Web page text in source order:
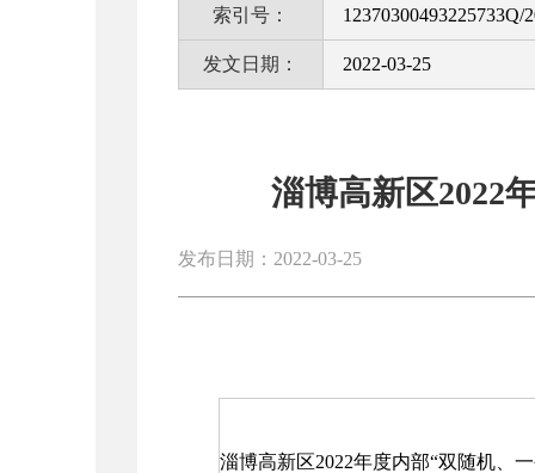
索引号： 12370300493225733Q/
发文日期： 2022-03-25
淄博高新区2022
发布日期：2022-03-25
淄博高新区2022年度内部“双随机、